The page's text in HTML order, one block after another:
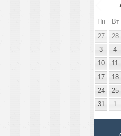
Пн Вт
27
28
3
4
10
11
17
18
24
25
31
1